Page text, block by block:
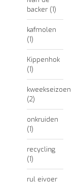
backer (1)
kafmolen
(1)
Kippenhok
(1)
kweekseizoen
(2)
onkruiden
(1)
recycling
(1)
rul eivoer